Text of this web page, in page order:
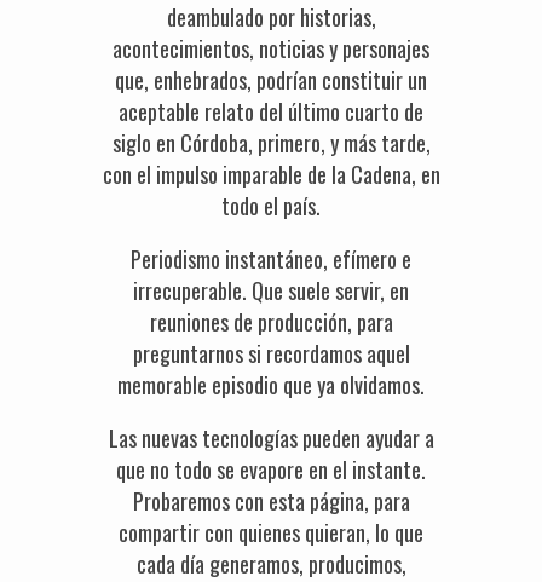
deambulado por historias,
acontecimientos, noticias y personajes
que, enhebrados, podrían constituir un
aceptable relato del último cuarto de
siglo en Córdoba, primero, y más tarde,
con el impulso imparable de la Cadena, en
todo el país.
Periodismo instantáneo, efímero e
irrecuperable. Que suele servir, en
reuniones de producción, para
preguntarnos si recordamos aquel
memorable episodio que ya olvidamos.
Las nuevas tecnologías pueden ayudar a
que no todo se evapore en el instante.
Probaremos con esta página, para
compartir con quienes quieran, lo que
cada día generamos, producimos,